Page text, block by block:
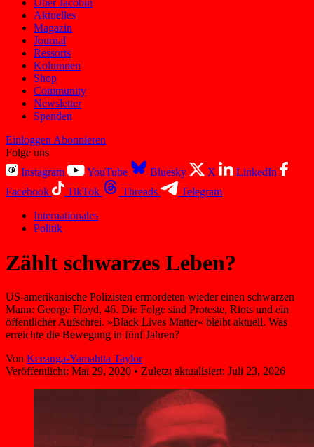
Über Jacobin
Aktuelles
Magazin
Journal
Ressorts
Kolumnen
Shop
Community
Newsletter
Spenden
Einloggen Abonnieren
Folge uns
Instagram
YouTube Bluesky X
LinkedIn
Facebook
TikTok Threads
Telegram
Internationales
Politik
Zählt schwarzes Leben?
US-amerikanische Polizisten ermordeten wieder einen schwarzen
Mann: George Floyd, 46. Die Folge sind Proteste, Riots und ein
öffentlicher Aufschrei. »Black Lives Matter« bleibt aktuell. Was
erreichte die Bewegung in fünf Jahren?
Von Keeanga-Yamahtta Taylor
Veröffentlicht: Mai 29, 2020 • Zuletzt aktualisiert: Juli 23, 2026